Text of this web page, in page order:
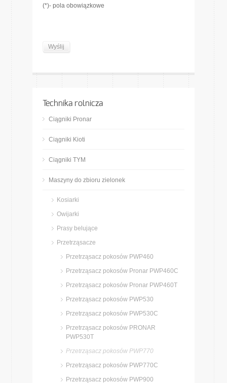
(*)- pola obowiązkowe
Technika rolnicza
Ciągniki Pronar
Ciągniki Kioti
Ciągniki TYM
Maszyny do zbioru zielonek
Kosiarki
Owijarki
Prasy belujące
Przetrząsacze
Przetrząsacz pokosów PWP460
Przetrząsacz pokosów Pronar PWP460C
Przetrząsacz pokosów Pronar PWP460T
Przetrząsacz pokosów PWP530
Przetrząsacz pokosów PWP530C
Przetrząsacz pokosów PRONAR
PWP530T
Przetrząsacz pokosów PWP770
Przetrząsacz pokosów PWP770C
Przetrząsacz pokosów PWP900